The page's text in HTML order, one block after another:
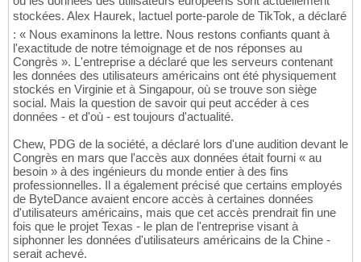
stockées. Alex Haurek, lactuel porte-parole de TikTok, a déclaré
: « Nous examinons la lettre. Nous restons confiants quant à
l'exactitude de notre témoignage et de nos réponses au
Congrès ». L'entreprise a déclaré que les serveurs contenant
les données des utilisateurs américains ont été physiquement
stockés en Virginie et à Singapour, où se trouve son siège
social. Mais la question de savoir qui peut accéder à ces
données - et d'où - est toujours d'actualité.
Chew, PDG de la société, a déclaré lors d'une audition devant le
Congrès en mars que l'accès aux données était fourni « au
besoin » à des ingénieurs du monde entier à des fins
professionnelles. Il a également précisé que certains employés
de ByteDance avaient encore accès à certaines données
d'utilisateurs américains, mais que cet accès prendrait fin une
fois que le projet Texas - le plan de l'entreprise visant à
siphonner les données d'utilisateurs américains de la Chine -
serait achevé.